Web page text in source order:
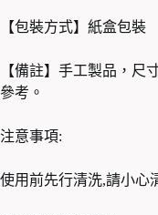
【包裝方式】紙盒包裝
【備註】手工製品，尺
參考。
注意事項:
使用前先行清洗,請小心